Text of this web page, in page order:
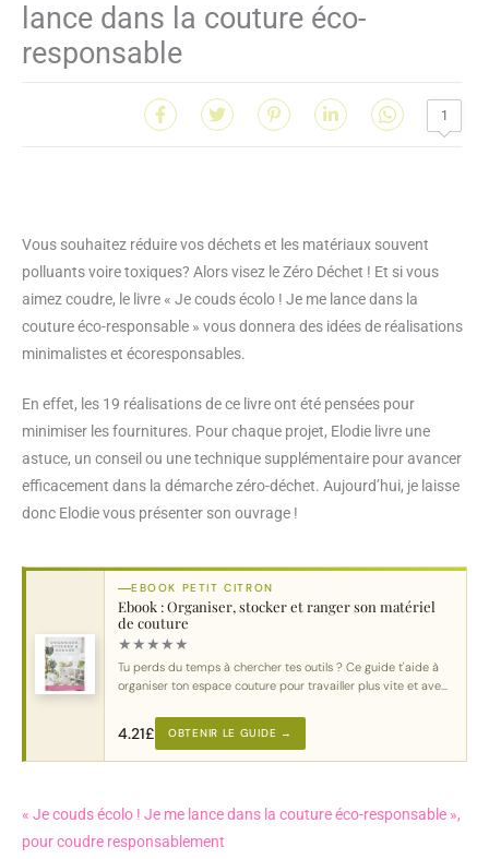
lance dans la couture éco-
responsable
1
Vous souhaitez réduire vos déchets et les matériaux souvent
polluants voire toxiques? Alors visez le Zéro Déchet ! Et si vous
aimez coudre, le livre « Je couds écolo ! Je me lance dans la
couture éco-responsable » vous donnera des idées de réalisations
minimalistes et écoresponsables.
En effet, les 19 réalisations de ce livre ont été pensées pour
minimiser les fournitures. Pour chaque projet, Elodie livre une
astuce, un conseil ou une technique supplémentaire pour avancer
efficacement dans la démarche zéro-déchet. Aujourd’hui, je laisse
donc Elodie vous présenter son ouvrage !
EBOOK PETIT CITRON
Ebook : Organiser, stocker et ranger son matériel
de couture
★★★★★
Tu perds du temps à chercher tes outils ? Ce guide t'aide à
organiser ton espace couture pour travailler plus vite et avec
4.21£ OBTENIR LE GUIDE →
« Je couds écolo ! Je me lance dans la couture éco-responsable »,
pour coudre responsablement